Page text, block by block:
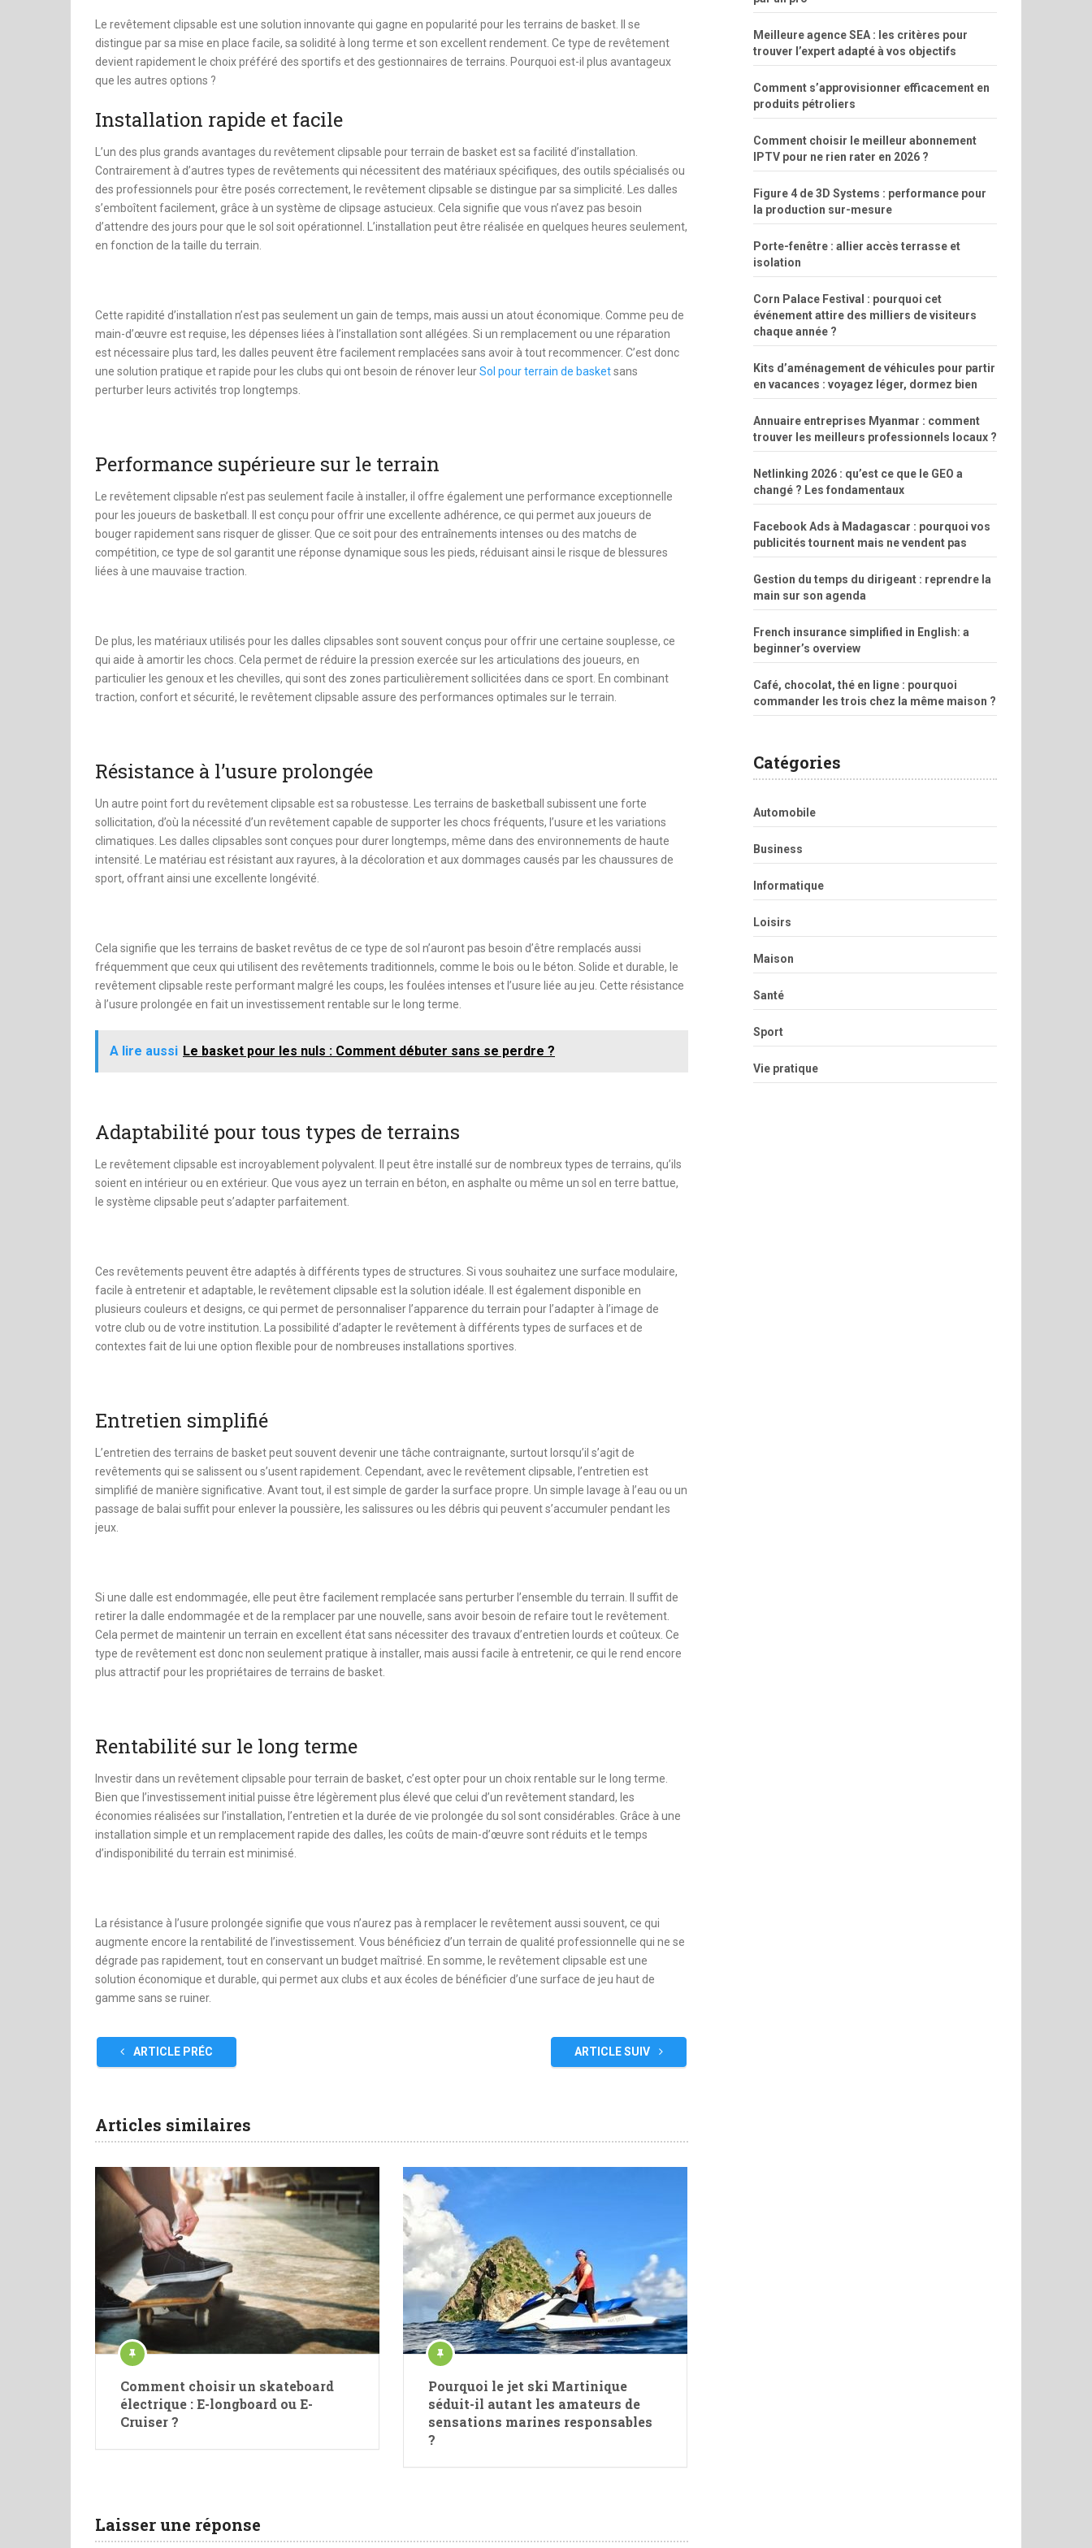
Le revêtement clipsable est une solution innovante qui gagne en popularité pour les terrains de basket. Il se
distingue par sa mise en place facile, sa solidité à long terme et son excellent rendement. Ce type de revêtement
devient rapidement le choix préféré des sportifs et des gestionnaires de terrains. Pourquoi est-il plus avantageux
que les autres options ?
Installation rapide et facile
L’un des plus grands avantages du revêtement clipsable pour terrain de basket est sa facilité d’installation.
Contrairement à d’autres types de revêtements qui nécessitent des matériaux spécifiques, des outils spécialisés ou
des professionnels pour être posés correctement, le revêtement clipsable se distingue par sa simplicité. Les dalles
s’emboîtent facilement, grâce à un système de clipsage astucieux. Cela signifie que vous n’avez pas besoin
d’attendre des jours pour que le sol soit opérationnel. L’installation peut être réalisée en quelques heures seulement,
en fonction de la taille du terrain.
Cette rapidité d’installation n’est pas seulement un gain de temps, mais aussi un atout économique. Comme peu de
main-d’œuvre est requise, les dépenses liées à l’installation sont allégées. Si un remplacement ou une réparation
est nécessaire plus tard, les dalles peuvent être facilement remplacées sans avoir à tout recommencer. C’est donc
une solution pratique et rapide pour les clubs qui ont besoin de rénover leurSol pour terrain de basketsans
perturber leurs activités trop longtemps.
Performance supérieure sur le terrain
Le revêtement clipsable n’est pas seulement facile à installer, il offre également une performance exceptionnelle
pour les joueurs de basketball. Il est conçu pour offrir une excellente adhérence, ce qui permet aux joueurs de
bouger rapidement sans risquer de glisser. Que ce soit pour des entraînements intenses ou des matchs de
compétition, ce type de sol garantit une réponse dynamique sous les pieds, réduisant ainsi le risque de blessures
liées à une mauvaise traction.
De plus, les matériaux utilisés pour les dalles clipsables sont souvent conçus pour offrir une certaine souplesse, ce
qui aide à amortir les chocs. Cela permet de réduire la pression exercée sur les articulations des joueurs, en
particulier les genoux et les chevilles, qui sont des zones particulièrement sollicitées dans ce sport. En combinant
traction, confort et sécurité, le revêtement clipsable assure des performances optimales sur le terrain.
Résistance à l’usure prolongée
Un autre point fort du revêtement clipsable est sa robustesse. Les terrains de basketball subissent une forte
sollicitation, d’où la nécessité d’un revêtement capable de supporter les chocs fréquents, l’usure et les variations
climatiques. Les dalles clipsables sont conçues pour durer longtemps, même dans des environnements de haute
intensité. Le matériau est résistant aux rayures, à la décoloration et aux dommages causés par les chaussures de
sport, offrant ainsi une excellente longévité.
Cela signifie que les terrains de basket revêtus de ce type de sol n’auront pas besoin d’être remplacés aussi
fréquemment que ceux qui utilisent des revêtements traditionnels, comme le bois ou le béton. Solide et durable, le
revêtement clipsable reste performant malgré les coups, les foulées intenses et l’usure liée au jeu. Cette résistance
à l’usure prolongée en fait un investissement rentable sur le long terme.
A lire aussi Le basket pour les nuls : Comment débuter sans se perdre ?
Adaptabilité pour tous types de terrains
Le revêtement clipsable est incroyablement polyvalent. Il peut être installé sur de nombreux types de terrains, qu’ils
soient en intérieur ou en extérieur. Que vous ayez un terrain en béton, en asphalte ou même un sol en terre battue,
le système clipsable peut s’adapter parfaitement.
Ces revêtements peuvent être adaptés à différents types de structures. Si vous souhaitez une surface modulaire,
facile à entretenir et adaptable, le revêtement clipsable est la solution idéale. Il est également disponible en
plusieurs couleurs et designs, ce qui permet de personnaliser l’apparence du terrain pour l’adapter à l’image de
votre club ou de votre institution. La possibilité d’adapter le revêtement à différents types de surfaces et de
contextes fait de lui une option flexible pour de nombreuses installations sportives.
Entretien simplifié
L’entretien des terrains de basket peut souvent devenir une tâche contraignante, surtout lorsqu’il s’agit de
revêtements qui se salissent ou s’usent rapidement. Cependant, avec le revêtement clipsable, l’entretien est
simplifié de manière significative. Avant tout, il est simple de garder la surface propre. Un simple lavage à l’eau ou un
passage de balai suffit pour enlever la poussière, les salissures ou les débris qui peuvent s’accumuler pendant les
jeux.
Si une dalle est endommagée, elle peut être facilement remplacée sans perturber l’ensemble du terrain. Il suffit de
retirer la dalle endommagée et de la remplacer par une nouvelle, sans avoir besoin de refaire tout le revêtement.
Cela permet de maintenir un terrain en excellent état sans nécessiter des travaux d’entretien lourds et coûteux. Ce
type de revêtement est donc non seulement pratique à installer, mais aussi facile à entretenir, ce qui le rend encore
plus attractif pour les propriétaires de terrains de basket.
Rentabilité sur le long terme
Investir dans un revêtement clipsable pour terrain de basket, c’est opter pour un choix rentable sur le long terme.
Bien que l’investissement initial puisse être légèrement plus élevé que celui d’un revêtement standard, les
économies réalisées sur l’installation, l’entretien et la durée de vie prolongée du sol sont considérables. Grâce à une
installation simple et un remplacement rapide des dalles, les coûts de main-d’œuvre sont réduits et le temps
d’indisponibilité du terrain est minimisé.
La résistance à l’usure prolongée signifie que vous n’aurez pas à remplacer le revêtement aussi souvent, ce qui
augmente encore la rentabilité de l’investissement. Vous bénéficiez d’un terrain de qualité professionnelle qui ne se
dégrade pas rapidement, tout en conservant un budget maîtrisé. En somme, le revêtement clipsable est une
solution économique et durable, qui permet aux clubs et aux écoles de bénéficier d’une surface de jeu haut de
gamme sans se ruiner.
ARTICLE PRÉC ARTICLE SUIV
Articles similaires
Comment choisir un skateboard
électrique : E-longboard ou E-
Cruiser ?
Pourquoi le jet ski Martinique
séduit-il autant les amateurs de
sensations marines responsables
?
Laisser une réponse
Meilleure agence SEA : les critères pour
trouver l’expert adapté à vos objectifs
Comment s’approvisionner efficacement en
produits pétroliers
Comment choisir le meilleur abonnement
IPTV pour ne rien rater en 2026 ?
Figure 4 de 3D Systems : performance pour
la production sur-mesure
Porte-fenêtre : allier accès terrasse et
isolation
Corn Palace Festival : pourquoi cet
événement attire des milliers de visiteurs
chaque année ?
Kits d’aménagement de véhicules pour partir
en vacances : voyagez léger, dormez bien
Annuaire entreprises Myanmar : comment
trouver les meilleurs professionnels locaux ?
Netlinking 2026 : qu’est ce que le GEO a
changé ? Les fondamentaux
Facebook Ads à Madagascar : pourquoi vos
publicités tournent mais ne vendent pas
Gestion du temps du dirigeant : reprendre la
main sur son agenda
French insurance simplified in English: a
beginner’s overview
Café, chocolat, thé en ligne : pourquoi
commander les trois chez la même maison ?
Catégories
Automobile
Business
Informatique
Loisirs
Maison
Santé
Sport
Vie pratique